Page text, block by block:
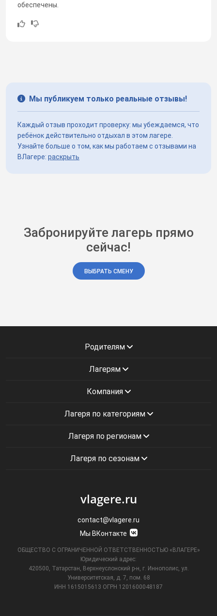
обеспечены.
Мы публикуем только реальные отзывы!
Каждый отзыв проходит проверку: мы убеждаемся, что
ребёнок действительно отдыхал в этом лагере.
Узнайте больше о том, как мы работаем с отзывами на
ВЛагере: раскрыть
Забронируйте лагерь прямо
сейчас!
ВЫБРАТЬ СМЕНУ
Родителям
Лагерям
Компания
Лагеря по категориям
Лагеря по регионам
Лагеря по сезонам
vlagere.ru
contact@vlagere.ru
Мы ВКонтакте
ОБЩЕСТВО С ОГРАНИЧЕННОЙ ОТВЕТСТВЕННОСТЬЮ «ВЛАГЕРЕ»
Юридический адрес:
420500, Татарстан, Верхнеуслонский р-н, г. Иннополис, ул.
Университетская,
д. 7, пом. 68
ИНН 1615015613 ОГРН 1201600048187